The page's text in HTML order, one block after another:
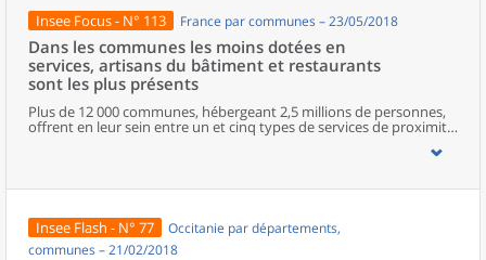
recruter et de former sans recourir davantage à la sous-traitance
ou à l’emploi intérimaire.
Insee Focus - N° 113 France par communes – 23/05/2018
Dans les communes les moins dotées en
services, artisans du bâtiment et restaurants
sont les plus présents
Plus de 12 000 communes, hébergeant 2,5 millions de personnes,
offrent en leur sein entre un et cinq types de services de proximité.
Dans ces communes, les artisans et les restaurants sont les plus
boulangeries ou les supérettes, n’apparaissent de façon
services de proximité. Quant aux services médicaux, ils sont situés
dans des communes bénéficiant d’un nombre d’équipements
encore plus large. Aux communes qui possèdent au moins un
Insee Flash - N° 77
Occitanie par départements,
communes – 21/02/2018